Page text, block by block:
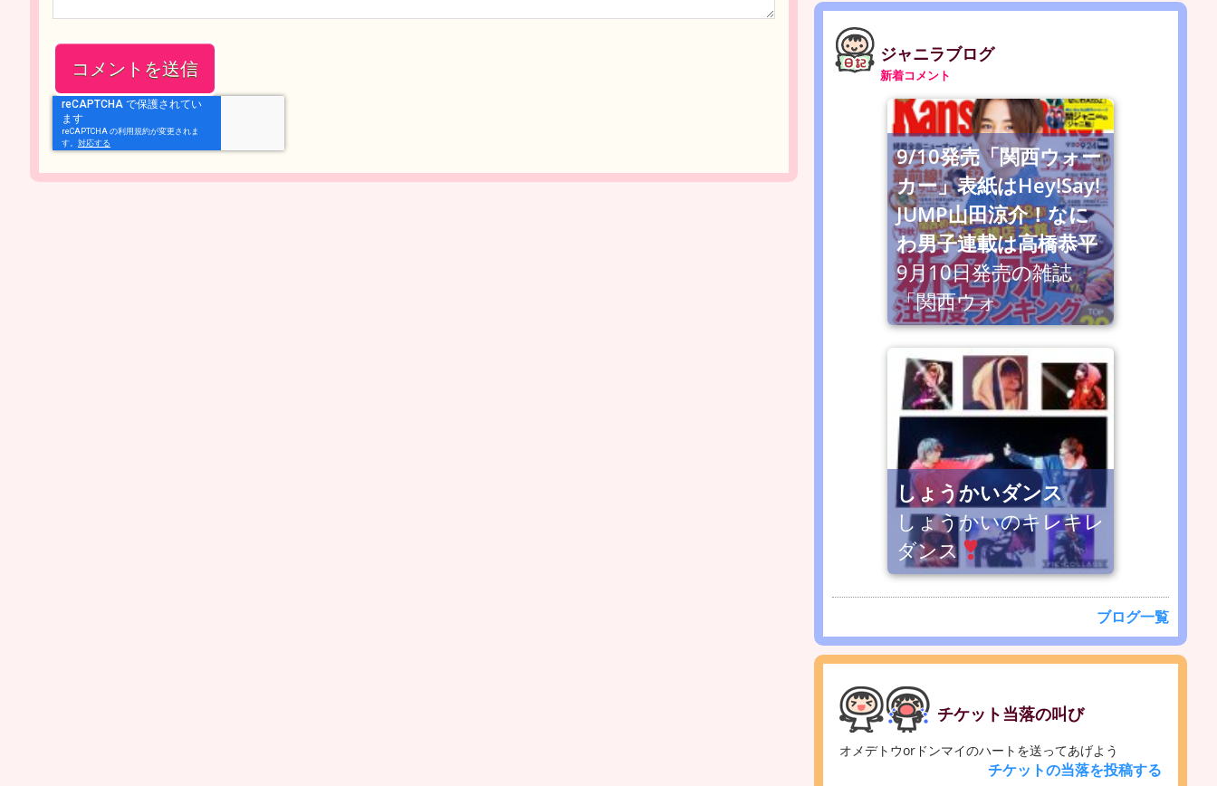
ジャニラブログ
新着コメント
9/10発売「関西ウォー
カー」表紙はHey!Say!
JUMP山田涼介！なに
わ男子連載は高橋恭平
9月10日発売の雑誌
「関西ウォ
しょうかいダンス
しょうかいのキレキレ
ダンス
ブログ一覧
チケット当落の叫び
オメデトウorドンマイのハートを送ってあげよう
チケットの当落を投稿する